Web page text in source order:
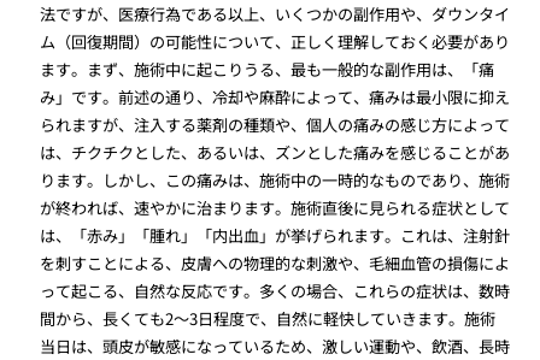
法ですが、医療行為である以上、いくつかの副作用や、ダウンタイ
ム（回復期間）の可能性について、正しく理解しておく必要があり
ます。まず、施術中に起こりうる、最も一般的な副作用は、「痛
み」です。前述の通り、冷却や麻酔によって、痛みは最小限に抑え
られますが、注入する薬剤の種類や、個人の痛みの感じ方によって
は、チクチクとした、あるいは、ズンとした痛みを感じることがあ
ります。しかし、この痛みは、施術中の一時的なものであり、施術
が終われば、速やかに治まります。施術直後に見られる症状として
は、「赤み」「腫れ」「内出血」が挙げられます。これは、注射針
を刺すことによる、皮膚への物理的な刺激や、毛細血管の損傷によ
って起こる、自然な反応です。多くの場合、これらの症状は、数時
間から、長くても2〜3日程度で、自然に軽快していきます。施術
当日は、頭皮が敏感になっているため、激しい運動や、飲酒、長時